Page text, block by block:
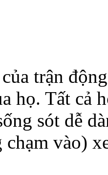
trận
họ. Tất cả
sót dễ
vào)